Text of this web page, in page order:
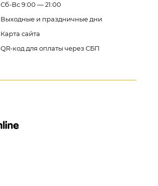
Сб-Вс 9:00 — 21:00
Выходные и праздничные дни
Карта сайта
QR-код для оплаты через СБП